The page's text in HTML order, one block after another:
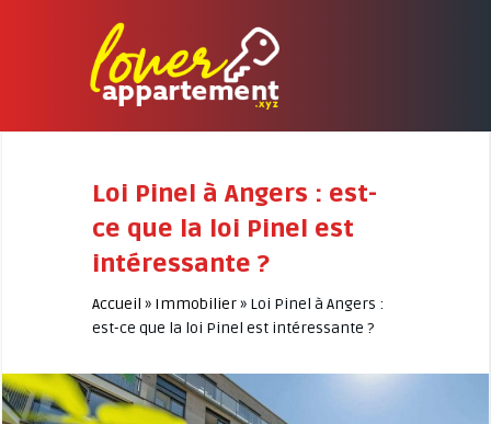
Loi Pinel à Angers : est-
ce que la loi Pinel est
intéressante ?
Accueil » Immobilier» Loi Pinel à Angers :
est-ce que la loi Pinel est intéressante ?